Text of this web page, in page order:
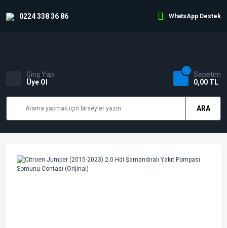
0224 338 36 86 WhatsApp Destek
ARA
Giriş Yap
Üye Ol
Sepetim
0,00 TL